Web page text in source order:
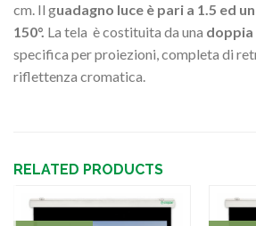
cm. Il guadagno luce è pari a 1.5 ed
150°. La tela è costituita da una doppia
specifica per proiezioni, completa di
riflettenza cromatica.
RELATED PRODUCTS